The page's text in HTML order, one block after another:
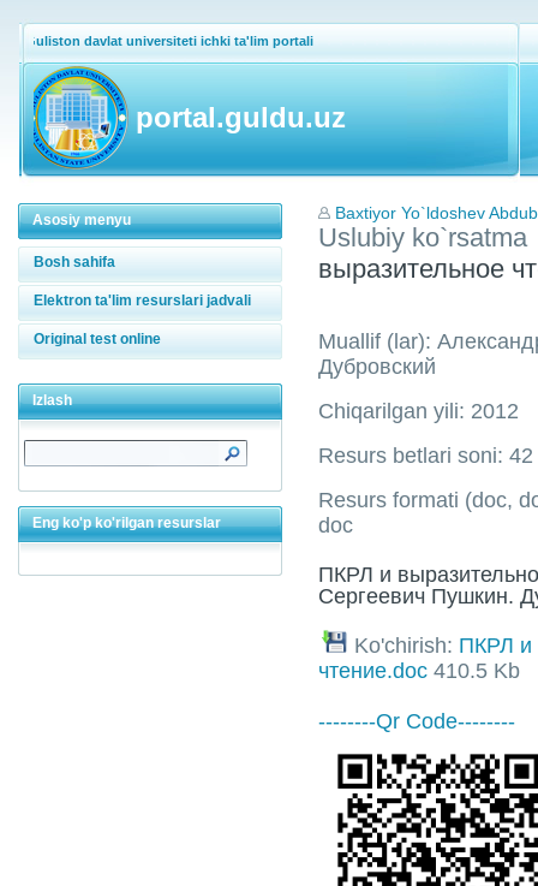
Guliston davlat universiteti ichki ta'lim portali
portal.guldu.uz
Asosiy menyu
Bosh sahifa
Elektron ta'lim resurslari jadvali
Original test online
Izlash
Eng ko'p ko'rilgan resurslar
Baxtiyor Yo`ldoshev
Uslubiy ko`rsatma
выразительное
Muallif (lar):
Дубровский
Chiqarilgan yili: 2012
Resurs betlari soni: 42
Resurs formati (doc,
doc
ПКРЛ и
Сергеевич Пушкин.
Ko'chirish: ПКРЛ и
чтение.doc 410.5 Kb
--------Qr Code--------